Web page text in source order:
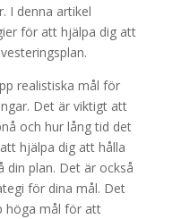
I denna artikel
för att hjälpa dig att
realistiska mål för
Det är viktigt att
och hur lång tid det
hjälpa dig att hålla
din plan. Det är också
för dina mål. Det
höga mål för att